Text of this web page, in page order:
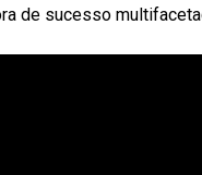
de sucesso